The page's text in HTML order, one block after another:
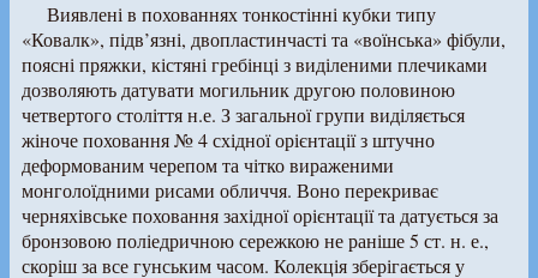
Виявлені в похованнях тонкостінні кубки типу
«Ковалк», підв’язні, двопластинчасті та «воїнська» фібули,
поясні пряжки, кістяні гребінці з виділеними плечиками
дозволяють датувати могильник другою половиною
четвертого століття н.е. З загальної групи виділяється
жіноче поховання № 4 східної орієнтації з штучно
деформованим черепом та чітко вираженими
монголоїдними рисами обличчя. Воно перекриває
черняхівське поховання західної орієнтації та датується за
бронзовою поліедричною сережкою не раніше 5 ст. н. е.,
скоріш за все гунським часом. Колекція зберігається у